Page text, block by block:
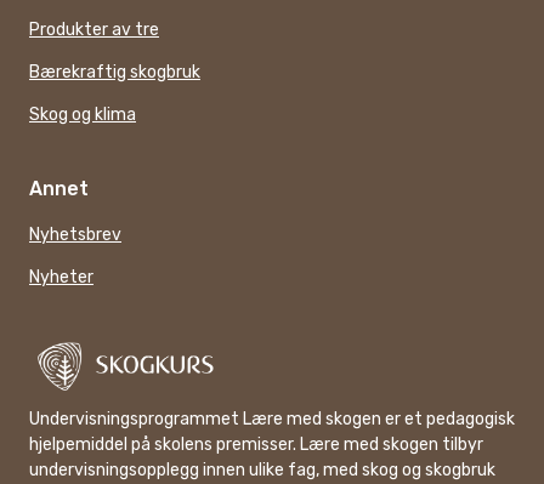
Produkter av tre
Bærekraftig skogbruk
Skog og klima
Annet
Nyhetsbrev
Nyheter
Undervisningsprogrammet Lære med skogen er et pedagogisk
hjelpemiddel på skolens premisser. Lære med skogen tilbyr
undervisningsopplegg innen ulike fag, med skog og skogbruk